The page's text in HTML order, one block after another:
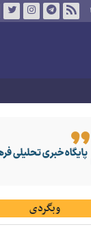
وبگردی